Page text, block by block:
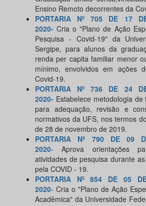
Ensino Remoto decorrentes da
PORTARIA Nº 705 DE 17
2020- Cria o "Plano de Ação
Pesquisa - Covid-19" da
Sergipe, para alunos da
renda per capita familiar menor
mínimo, envolvidos em ações
Covid-19.
PORTARIA Nº 736 DE 24
2020- Estabelece metodologia
para adequação, revisão e
normativos da UFS, nos termos
de 28 de novembro de 2019.
PORTARIA Nº 790 DE 09
2020- Aprova orientações
atividades de pesquisa durante
pela COVID - 19.
PORTARIA Nº 854 DE 05
2020- Cria o "Plano de Ação
Acadêmica" da Universidade